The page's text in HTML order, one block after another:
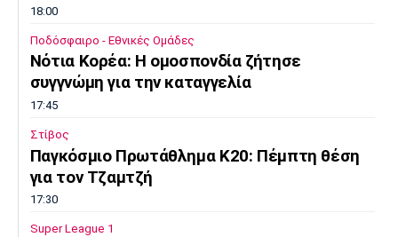
18:00
Ποδόσφαιρο - Εθνικές Ομάδες
Νότια Κορέα: Η ομοσπονδία ζήτησε
συγγνώμη για την καταγγελία
17:45
Στίβος
Παγκόσμιο Πρωτάθλημα Κ20: Πέμπτη θέση
για τον Τζαμτζή
17:30
Super League 1